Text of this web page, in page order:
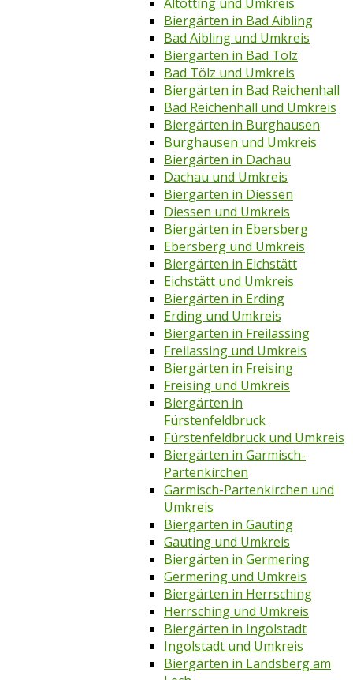
Biergärten in Bad Aibling
Bad Aibling und Umkreis
Biergärten in Bad Tölz
Bad Tölz und Umkreis
Biergärten in Bad Reichenhall
Bad Reichenhall und Umkreis
Biergärten in Burghausen
Burghausen und Umkreis
Biergärten in Dachau
Dachau und Umkreis
Biergärten in Diessen
Diessen und Umkreis
Biergärten in Ebersberg
Ebersberg und Umkreis
Biergärten in Eichstätt
Eichstätt und Umkreis
Biergärten in Erding
Erding und Umkreis
Biergärten in Freilassing
Freilassing und Umkreis
Biergärten in Freising
Freising und Umkreis
Biergärten in
Fürstenfeldbruck
Fürstenfeldbruck und Umkreis
Biergärten in Garmisch-
Partenkirchen
Garmisch-Partenkirchen und
Umkreis
Biergärten in Gauting
Gauting und Umkreis
Biergärten in Germering
Germering und Umkreis
Biergärten in Herrsching
Herrsching und Umkreis
Biergärten in Ingolstadt
Ingolstadt und Umkreis
Biergärten in Landsberg am